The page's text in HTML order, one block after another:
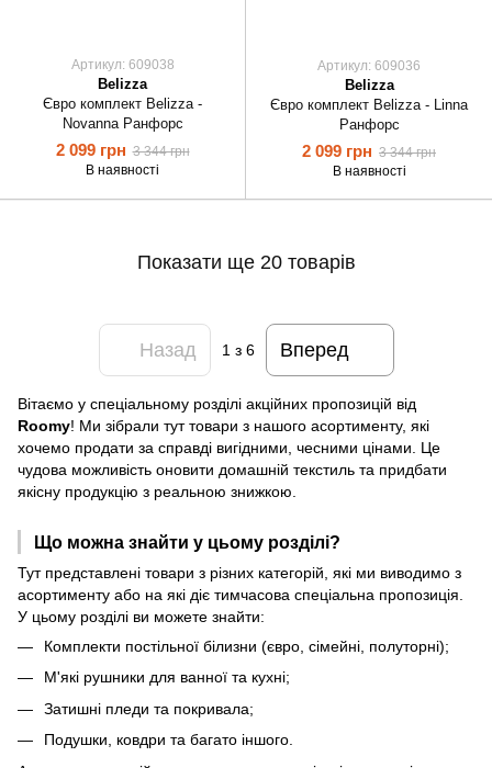
Артикул: 609038
Belizza
Євро комплект Belizza -
Novanna Ранфорс
2 099 грн 3 344 грн
В наявності
Артикул: 609036
Belizza
Євро комплект Belizza - Linna
Ранфорс
2 099 грн 3 344 грн
В наявності
Показати ще 20 товарів
Назад 1 з 6 Вперед
Вітаємо у спеціальному розділі акційних пропозицій від
Roomy! Ми зібрали тут товари з нашого асортименту, які
хочемо продати за справді вигідними, чесними цінами. Це
чудова можливість оновити домашній текстиль та придбати
якісну продукцію з реальною знижкою.
Що можна знайти у цьому розділі?
Тут представлені товари з різних категорій, які ми виводимо з
асортименту або на які діє тимчасова спеціальна пропозиція.
У цьому розділі ви можете знайти:
Комплекти постільної білизни (євро, сімейні, полуторні);
М'які рушники для ванної та кухні;
Затишні пледи та покривала;
Подушки, ковдри та багато іншого.